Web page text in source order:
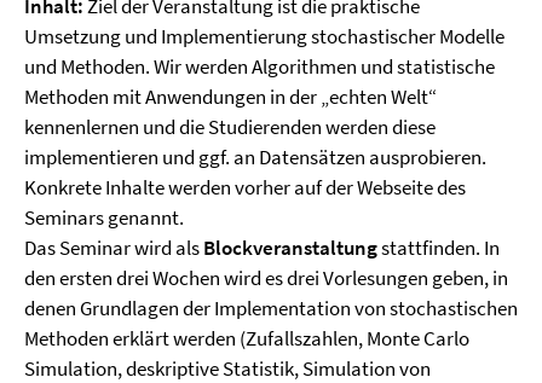
Inhalt:Ziel der Veranstaltung ist die praktische
Umsetzung und Implementierung stochastischer Modelle
und Methoden. Wir werden Algorithmen und statistische
Methoden mit Anwendungen in der „echten Welt“
kennenlernen und die Studierenden werden diese
implementieren und ggf. an Datensätzen ausprobieren.
Konkrete Inhalte werden vorher auf der Webseite des
Seminars genannt.
Das Seminar wird alsBlockveranstaltungstattfinden. In
den ersten drei Wochen wird es drei Vorlesungen geben, in
denen Grundlagen der Implementation von stochastischen
Methoden erklärt werden (Zufallszahlen, Monte Carlo
Simulation, deskriptive Statistik, Simulation von